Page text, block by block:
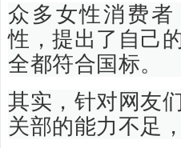
众多女性消费
性，提出了自己
全都符合国标。
其实，针对网友
关部的能力不足